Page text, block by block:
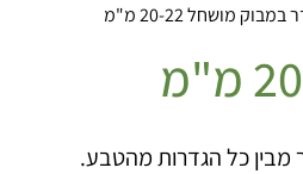
במבוק מושחל 20-22 מ"מ
מבין כל הגדרות מהטבע.